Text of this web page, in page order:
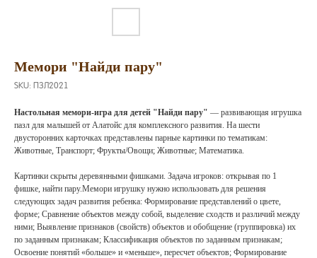
Мемори "Найди пару"
SKU: ПЗЛ2021
Настольная мемори-игра для детей "Найди пару" — развивающая игрушка
пазл для малышей от Алатойс для комплексного развития. На шести
двусторонних карточках представлены парные картинки по тематикам:
Животные, Транспорт; Фрукты/Овощи; Животные; Математика.
Картинки скрыты деревянными фишками. Задача игроков: открывая по 1
фишке, найти пару.Мемори игрушку нужно использовать для решения
следующих задач развития ребенка: Формирование представлений о цвете,
форме; Сравнение объектов между собой, выделение сходств и различий между
ними; Выявление признаков (свойств) объектов и обобщение (группировка) их
по заданным признакам; Классификация объектов по заданным признакам;
Освоение понятий «больше» и «меньше», пересчет объектов; Формирование